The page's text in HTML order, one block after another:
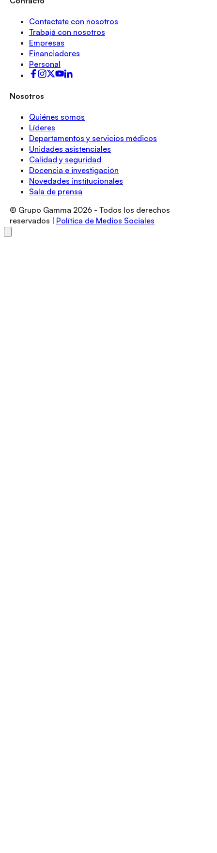
Contactate con nosotros
Trabajá con nosotros
Empresas
Financiadores
Personal
Nosotros
Quiénes somos
Líderes
Departamentos y servicios médicos
Unidades asistenciales
Calidad y seguridad
Docencia e investigación
Novedades institucionales
Sala de prensa
© Grupo Gamma 2026 - Todos los derechos
reservados |
Política de Medios Sociales